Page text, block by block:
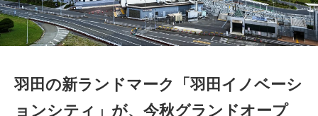
羽田の新ランドマーク「羽田イノベーシ
ョンシティ」が、今秋グランドオープ